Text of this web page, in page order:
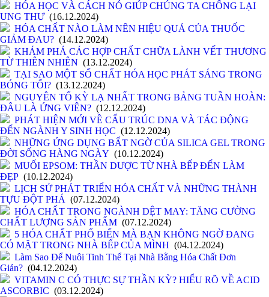
HÓA HỌC VÀ CÁCH NÓ GIÚP CHÚNG TA CHỐNG LẠI
UNG THƯ(16.12.2024)
HÓA CHẤT NÀO LÀM NÊN HIỆU QUẢ CỦA THUỐC
GIẢM ĐAU? (14.12.2024)
KHÁM PHÁ CÁC HỢP CHẤT CHỮA LÀNH VẾT THƯƠNG
TỪ THIÊN NHIÊN (13.12.2024)
TẠI SAO MỘT SỐ CHẤT HÓA HỌC PHÁT SÁNG TRONG
BÓNG TỐI? (13.12.2024)
NGUYÊN TỐ KỲ LẠ NHẤT TRONG BẢNG TUẦN HOÀN:
ĐÂU LÀ ỨNG VIÊN? (12.12.2024)
PHÁT HIỆN MỚI VỀ CẤU TRÚC DNA VÀ TÁC ĐỘNG
ĐẾN NGÀNH Y SINH HỌC (12.12.2024)
NHỮNG ỨNG DỤNG BẤT NGỜ CỦA SILICA GEL TRONG
ĐỜI SỐNG HÀNG NGÀY (10.12.2024)
MUỐI EPSOM: THẦN DƯỢC TỪ NHÀ BẾP ĐẾN LÀM
ĐẸP (10.12.2024)
LỊCH SỬ PHÁT TRIỂN HÓA CHẤT VÀ NHỮNG THÀNH
TỰU ĐỘT PHÁ (07.12.2024)
HÓA CHẤT TRONG NGÀNH DỆT MAY: TĂNG CƯỜNG
CHẤT LƯỢNG SẢN PHẨM (07.12.2024)
5 HÓA CHẤT PHỔ BIẾN MÀ BẠN KHÔNG NGỜ ĐANG
CÓ MẶT TRONG NHÀ BẾP CỦA MÌNH (04.12.2024)
Làm Sao Để Nuôi Tinh Thể Tại Nhà Bằng Hóa Chất Đơn
Giản? (04.12.2024)
VITAMIN C CÓ THỰC SỰ THẦN KỲ? HIỂU RÕ VỀ ACID
ASCORBIC (03.12.2024)